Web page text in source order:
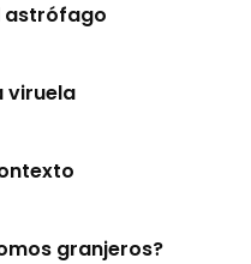
astrófago
viruela
granjeros?